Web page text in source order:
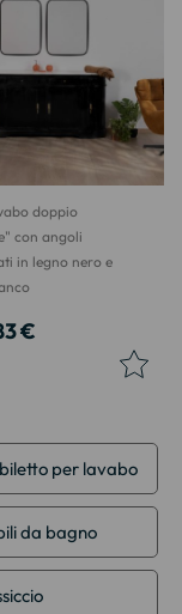
doppio
con angoli
in legno nero e
€
per lavabo
da bagno